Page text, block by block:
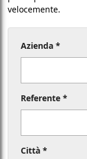
velocemente.
Azienda *
Referente *
Città *